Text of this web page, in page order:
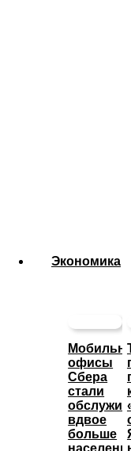
Экономика
офисы
Сбера
стали
вдвое
больше